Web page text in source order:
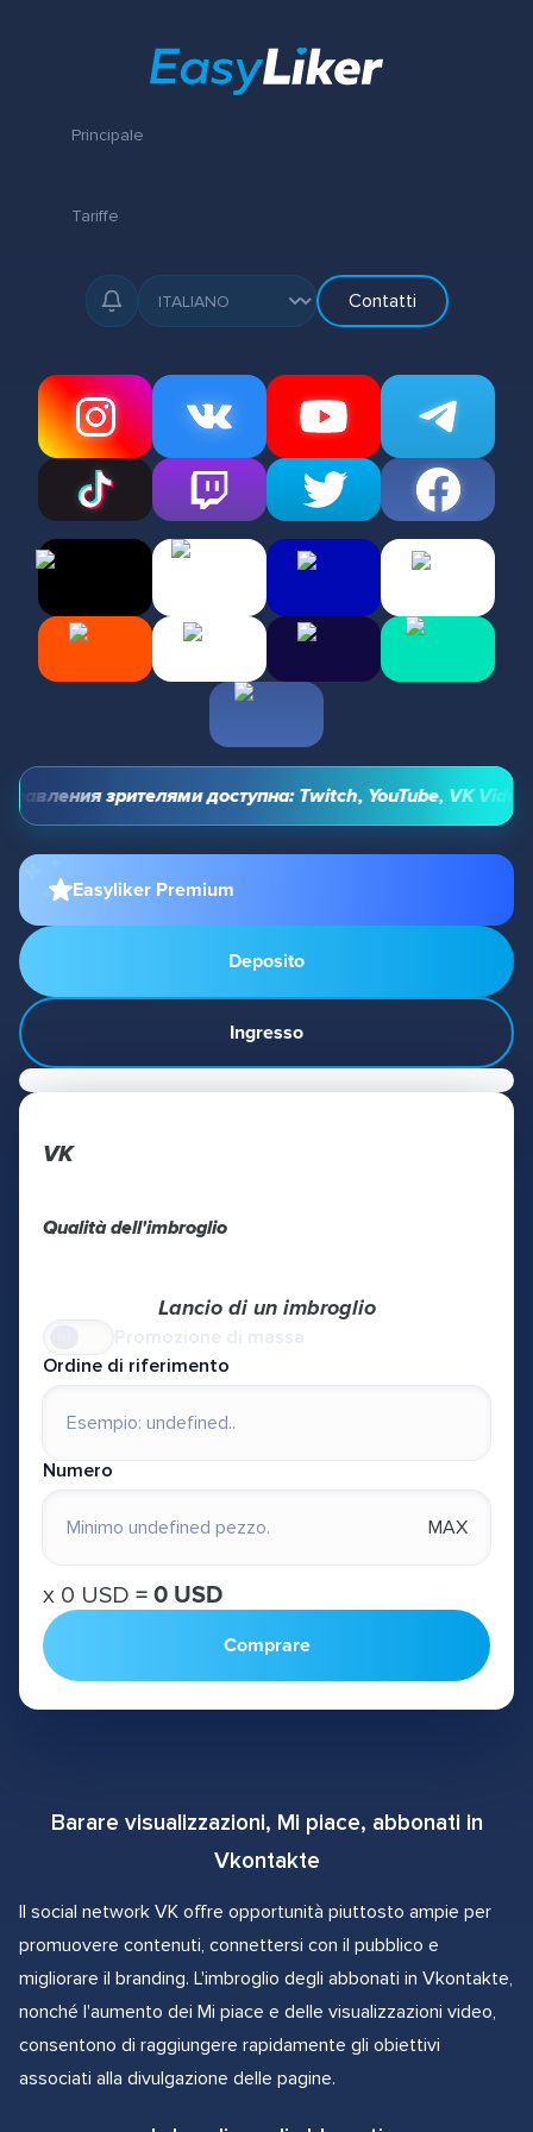
Principale
Tariffe
Contatti
зрителями доступна: Twitch, YouTube, VK Video
Easyliker Premium
Deposito
Ingresso
VK
Qualità dell'imbroglio
Lancio di un imbroglio
Ordine di riferimento
Numero
MAX
х 0 USD = 0 USD
Comprare
Barare visualizzazioni, Mi piace, abbonati in
Vkontakte
Il social network VK offre opportunità piuttosto ampie per
promuovere contenuti, connettersi con il pubblico e
migliorare il branding. L'imbroglio degli abbonati in Vkontakte,
nonché l'aumento dei Mi piace e delle visualizzazioni video,
consentono di raggiungere rapidamente gli obiettivi
associati alla divulgazione delle pagine.